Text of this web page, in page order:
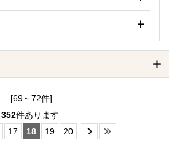
[69～72件]
352件あります
17 18 19 20